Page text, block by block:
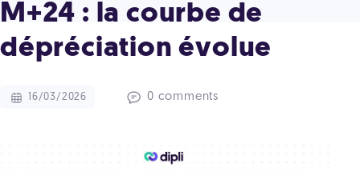
M+24 : la courbe de
dépréciation évolue
16/03/2026 0 comments